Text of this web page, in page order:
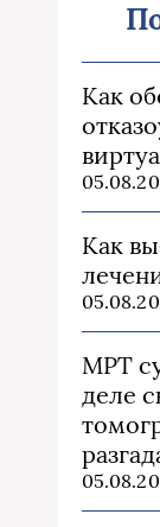
Как
Как
МРТ
деле